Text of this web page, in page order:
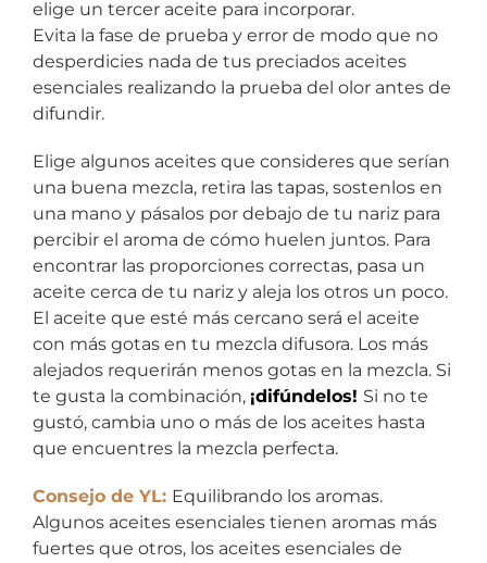
elige un tercer aceite para incorporar.
Evita la fase de prueba y error de modo que no
desperdicies nada de tus preciados aceites
esenciales realizando la prueba del olor antes de
difundir.
Elige algunos aceites que consideres que serían
una buena mezcla, retira las tapas, sostenlos en
una mano y pásalos por debajo de tu nariz para
percibir el aroma de cómo huelen juntos. Para
encontrar las proporciones correctas, pasa un
aceite cerca de tu nariz y aleja los otros un poco.
El aceite que esté más cercano será el aceite
con más gotas en tu mezcla difusora. Los más
alejados requerirán menos gotas en la mezcla. Si
te gusta la combinación, ¡difúndelos! Si no te
gustó, cambia uno o más de los aceites hasta
que encuentres la mezcla perfecta.
Consejo de YL: Equilibrando los aromas.
Algunos aceites esenciales tienen aromas más
fuertes que otros, los aceites esenciales de